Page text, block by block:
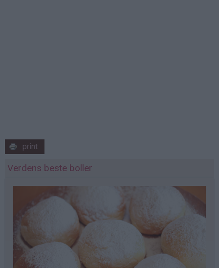
print
Verdens beste boller